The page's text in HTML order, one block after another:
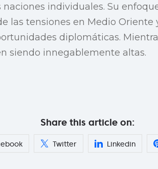
individuales. Su
las tensiones en Medio Oriente
diplomáticas.
siendo innegablemente altas.
Share this article on:
Twitter Linkedin